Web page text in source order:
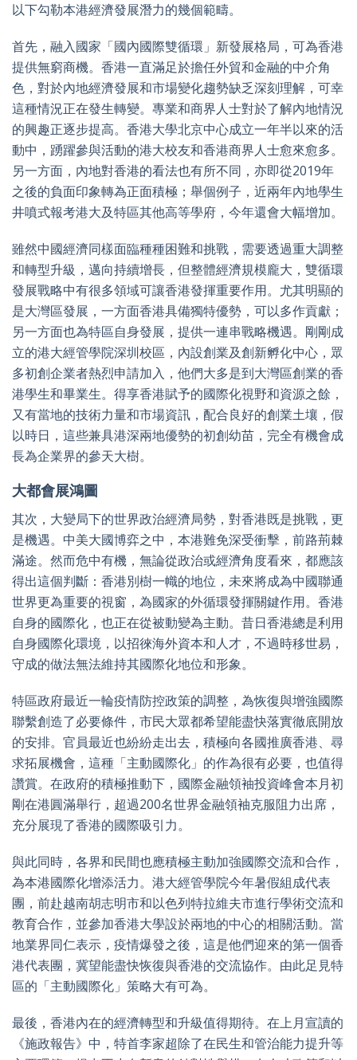
以下勾勒本港經濟發展潛力的幾個範疇。
首先，融入國家「國內國際雙循環」新發展格局，可為香港
提供無窮商機。香港一直滿足於擔任外貿和金融的中介角
色，對於內地經濟發展和市場變化趨勢缺乏深刻理解，可幸
這種情況正在發生轉變。專業和商界人士對於了解內地情況
的興趣正逐步提高。香港大學北京中心成立一年半以來的活
動中，踴躍參與活動的港大校友和香港商界人士愈來愈多。
另一方面，內地對香港的看法也有所不同，亦即從2019年
之後的負面印象轉為正面積極；舉個例子，近兩年內地學生
井噴式報考港大及特區其他高等學府，今年還會大幅增加。
雖然中國經濟同樣面臨種種困難和挑戰，需要透過重大調整
和轉型升級，邁向持續增長，但整體經濟規模龐大，雙循環
發展戰略中有很多領域可讓香港發揮重要作用。尤其明顯的
是大灣區發展，一方面香港具備獨特優勢，可以多作貢獻；
另一方面也為特區自身發展，提供一連串戰略機遇。剛剛成
立的港大經管學院深圳校區，內設創業及創新孵化中心，眾
多初創企業者熱烈申請加入，他們大多是到大灣區創業的香
港學生和畢業生。得享香港賦予的國際化視野和資源之餘，
又有當地的技術力量和市場資訊，配合良好的創業土壤，假
以時日，這些兼具港深兩地優勢的初創幼苗，完全有機會成
長為企業界的參天大樹。
大都會展鴻圖
其次，大變局下的世界政治經濟局勢，對香港既是挑戰，更
是機遇。中美大國博弈之中，本港難免深受衝擊，前路荊棘
滿途。然而危中有機，無論從政治或經濟角度看來，都應該
得出這個判斷：香港別樹一幟的地位，未來將成為中國聯通
世界更為重要的視窗，為國家的外循環發揮關鍵作用。香港
自身的國際化，也正在從被動變為主動。昔日香港總是利用
自身國際化環境，以招徠海外資本和人才，不過時移世易，
守成的做法無法維持其國際化地位和形象。
特區政府最近一輪疫情防控政策的調整，為恢復與增強國際
聯繫創造了必要條件，市民大眾都希望能盡快落實徹底開放
的安排。官員最近也紛紛走出去，積極向各國推廣香港、尋
求拓展機會，這種「主動國際化」的作為很有必要，也值得
讚賞。在政府的積極推動下，國際金融領袖投資峰會本月初
剛在港圓滿舉行，超過200名世界金融領袖克服阻力出席，
充分展現了香港的國際吸引力。
與此同時，各界和民間也應積極主動加強國際交流和合作，
為本港國際化增添活力。港大經管學院今年暑假組成代表
團，前赴越南胡志明市和以色列特拉維夫市進行學術交流和
教育合作，並參加香港大學設於兩地的中心的相關活動。當
地業界同仁表示，疫情爆發之後，這是他們迎來的第一個香
港代表團，冀望能盡快恢復與香港的交流協作。由此足見特
區的「主動國際化」策略大有可為。
最後，香港內在的經濟轉型和升級值得期待。在上月宣讀的
《施政報告》中，特首李家超除了在民生和管治能力提升等